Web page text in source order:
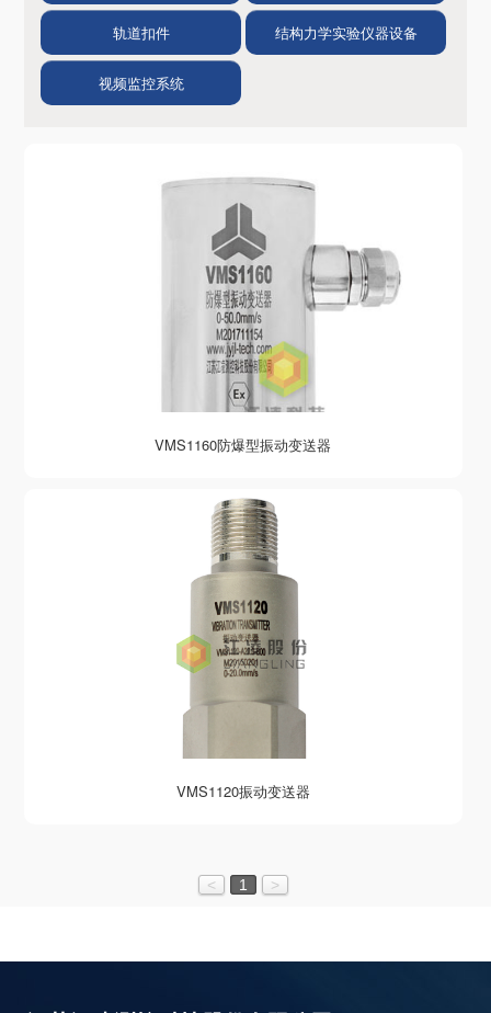
轨道扣件 结构力学实验仪器设备
视频监控系统
VMS1160防爆型振动变送器
VMS1120振动变送器
< 1 >